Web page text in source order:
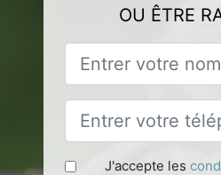
OU ÊTRE
J'accepte les